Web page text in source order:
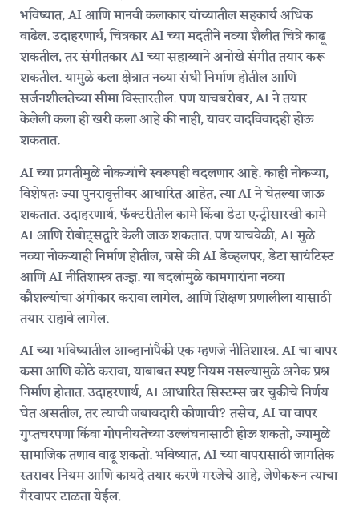
भविष्यात, AI आणि मानवी कलाकार यांच्यातील सहकार्य अधिक
वाढेल. उदाहरणार्थ, चित्रकार AI च्या मदतीने नव्या शैलीत चित्रे काढू
शकतील, तर संगीतकार AI च्या सहाय्याने अनोखे संगीत तयार करू
शकतील. यामुळे कला क्षेत्रात नव्या संधी निर्माण होतील आणि
सर्जनशीलतेच्या सीमा विस्तारतील. पण याचबरोबर, AI ने तयार
केलेली कला ही खरी कला आहे की नाही, यावर वादविवादही होऊ
शकतात.
AI च्या प्रगतीमुळे नोकऱ्यांचे स्वरूपही बदलणार आहे. काही नोकऱ्या,
विशेषतः ज्या पुनरावृत्तीवर आधारित आहेत, त्या AI ने घेतल्या जाऊ
शकतात. उदाहरणार्थ, फॅक्टरीतील कामे किंवा डेटा एन्ट्रीसारखी कामे
AI आणि रोबोट्सद्वारे केली जाऊ शकतात. पण याचवेळी, AI मुळे
नव्या नोकऱ्याही निर्माण होतील, जसे की AI डेव्हलपर, डेटा सायंटिस्ट
आणि AI नीतिशास्त्र तज्ज्ञ. या बदलांमुळे कामगारांना नव्या
कौशल्यांचा अंगीकार करावा लागेल, आणि शिक्षण प्रणालीला यासाठी
तयार राहावे लागेल.
AI च्या भविष्यातील आव्हानांपैकी एक म्हणजे नीतिशास्त्र. AI चा वापर
कसा आणि कोठे करावा, याबाबत स्पष्ट नियम नसल्यामुळे अनेक प्रश्न
निर्माण होतात. उदाहरणार्थ, AI आधारित सिस्टम्स जर चुकीचे निर्णय
घेत असतील, तर त्याची जबाबदारी कोणाची? तसेच, AI चा वापर
गुप्तचरपणा किंवा गोपनीयतेच्या उल्लंघनासाठी होऊ शकतो, ज्यामुळे
सामाजिक तणाव वाढू शकतो. भविष्यात, AI च्या वापरासाठी जागतिक
स्तरावर नियम आणि कायदे तयार करणे गरजेचे आहे, जेणेकरून त्याचा
गैरवापर टाळता येईल.